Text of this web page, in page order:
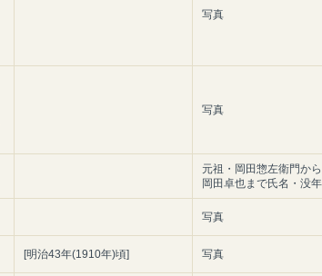
写真
写真
元祖・岡田惣左衛門か
岡田卓也まで氏名・没
写真
[明治43年(1910年)頃] 写真